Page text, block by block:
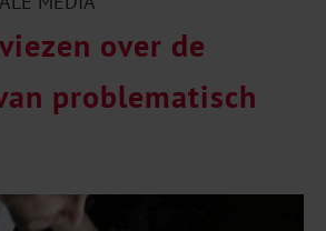
over de
problematisch